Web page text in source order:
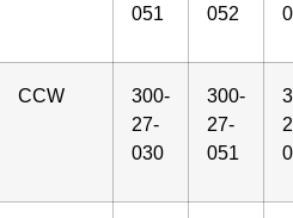
051
052
CCW
300-
27-
030
300-
27-
051